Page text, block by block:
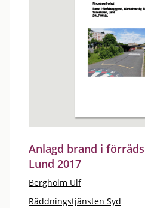
Anlagd brand i
Lund 2017
Bergholm Ulf
Räddningstjänsten Syd